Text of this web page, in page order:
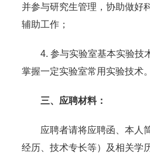
并参与研究生管理，协助做好
辅助工作；
4. 参与实验室基本实验技术
掌握一定实验室常用实验技术。
三、应聘材料：
应聘者请将应聘函、本人
经历、技术专长等）及相关学